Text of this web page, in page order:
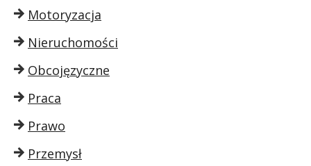
Motoryzacja
Nieruchomości
Obcojęzyczne
Praca
Prawo
Przemysł